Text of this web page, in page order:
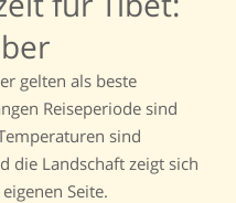
gelten als beste
Reiseperiode sind
sind
die Landschaft zeigt sich
Seite.